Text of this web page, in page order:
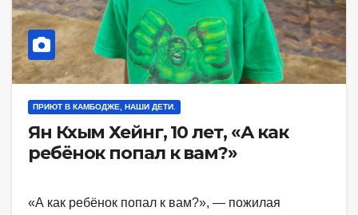
ПРИЮТ В КАМБОДЖЕ, НАШИ ДЕТИ.
Ян Кхым Хейнг, 10 лет, «А как
ребёнок попал к вам?»
«А как ребёнок попал к вам?», — пожилая